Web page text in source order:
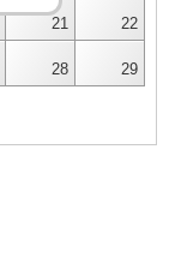
21 22
28 29